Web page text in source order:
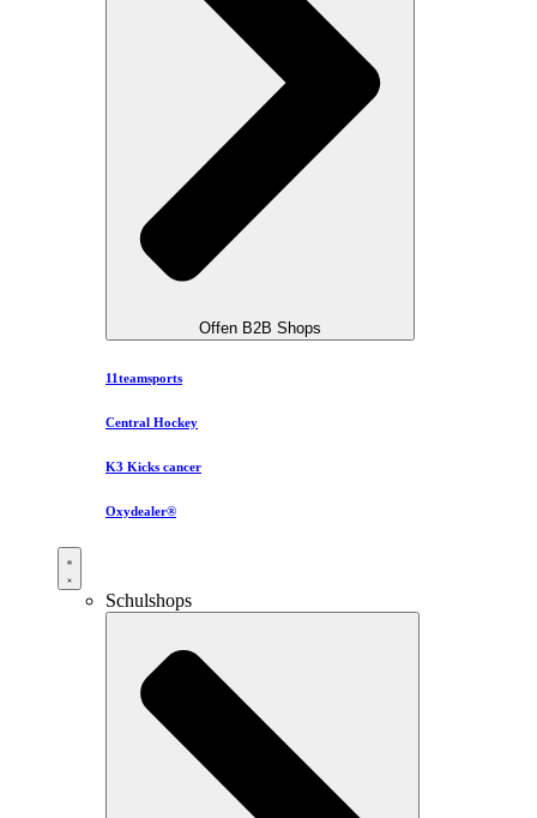
Offen B2B Shops
11teamsports
Central Hockey
K3 Kicks cancer
Oxydealer®
Schulshops